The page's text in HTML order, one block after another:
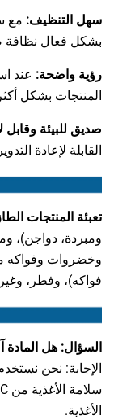
سهل التنظيف: مع
بشكل فعال نظافة
رؤية واضحة: عند
المنتجات بشكل
صديق للبيئة وقابل
القابلة لإعادة
تعبئة المنتجات
ومبردة، دواجن)،
وخضروات
فواكه)، وفطر،
السؤال: هل المادة
الإجابة: نحن
الأغذية.